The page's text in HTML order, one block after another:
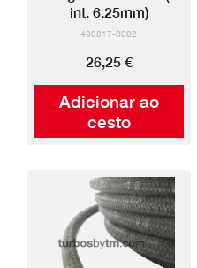
Adicionar ao
cesto
int. 6.25mm)
400817-0002
26,25 €